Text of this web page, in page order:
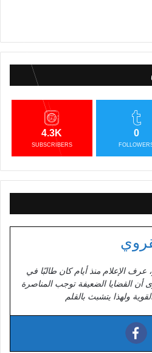
0
4.3K
SUBSCRIBERS
الإعلام منذ أيام كان طالبًا في
أن القضايا الضعيفة توجب المناصرة
ولهذا يتشبث بالقلم